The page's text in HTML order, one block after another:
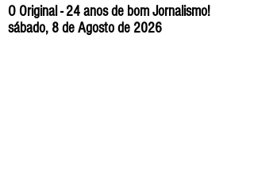
O Original - 24 anos de bom Jornalismo!
sábado, 8 de Agosto de 2026